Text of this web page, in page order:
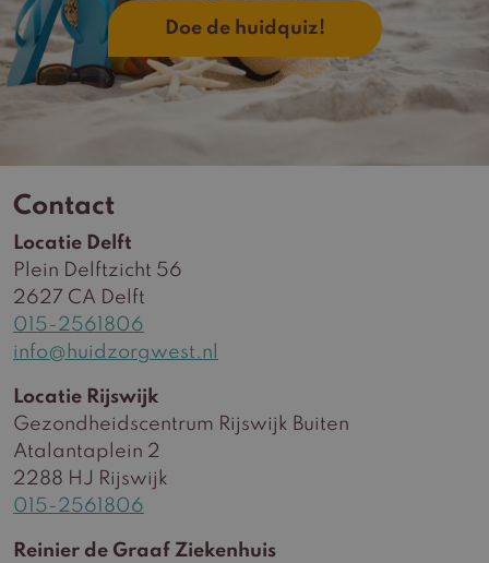
Doe de huidquiz!
Contact
Locatie Delft
Plein Delftzicht 56
2627 CA Delft
015-2561806
info@huidzorgwest.nl
Locatie Rijswijk
Gezondheidscentrum Rijswijk Buiten
Atalantaplein 2
2288 HJ Rijswijk
015-2561806
Reinier de Graaf Ziekenhuis